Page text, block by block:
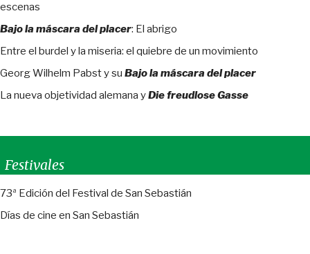
escenas
Bajo la máscara del placer: El abrigo
Entre el burdel y la miseria: el quiebre de un movimiento
Georg Wilhelm Pabst y su Bajo la máscara del placer
La nueva objetividad alemana yDie freudlose Gasse
Festivales
73ª Edición del Festival de San Sebastián
Días de cine en San Sebastián